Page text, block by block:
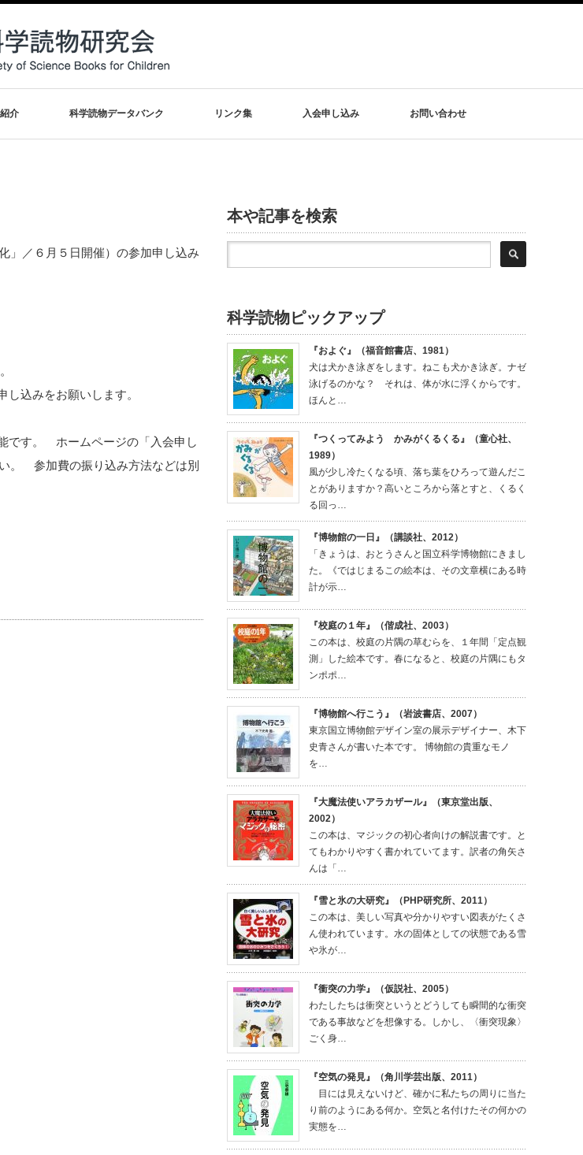
介 科学読物データバンク リンク集 入会申し込み お問い合わせ
」／６月５日開催）の参加申し込み
込みをお願いします。
です。 ホームページの「入会申し
。 参加費の振り込み方法などは別
本や記事を検索
科学読物ピックアップ
『およぐ』（福音館書店、1981）
犬は犬かき泳ぎをします。ねこも犬かき泳ぎ。ナゼ
泳げるのかな？ それは、体が水に浮くからです。
ほんと…
『つくってみよう かみがくるくる』（童心社、
1989）
風が少し冷たくなる頃、落ち葉をひろって遊んだこ
とがありますか？高いところから落とすと、くるく
る回っ…
『博物館の一日』（講談社、2012）
「きょうは、おとうさんと国立科学博物館にきまし
た。《ではじまるこの絵本は、その文章横にある時
計が示…
『校庭の１年』（偕成社、2003）
この本は、校庭の片隅の草むらを、１年間「定点観
測」した絵本です。春になると、校庭の片隅にもタ
ンポポ…
『博物館へ行こう』（岩波書店、2007）
東京国立博物館デザイン室の展示デザイナー、木下
史青さんが書いた本です。 博物館の貴重なモノ
を…
『大魔法使いアラカザール』（東京堂出版、
2002）
この本は、マジックの初心者向けの解説書です。と
てもわかりやすく書かれていてます。訳者の角矢さ
んは「…
『雪と氷の大研究』（PHP研究所、2011）
この本は、美しい写真や分かりやすい図表がたくさ
ん使われています。水の固体としての状態である雪
や氷が…
『衝突の力学』（仮説社、2005）
わたしたちは衝突というとどうしても瞬間的な衝突
である事故などを想像する。しかし、〈衝突現象〉
ごく身…
『空気の発見』（角川学芸出版、2011）
目には見えないけど、確かに私たちの周りに当た
り前のようにある何か。空気と名付けたその何かの
実態を…